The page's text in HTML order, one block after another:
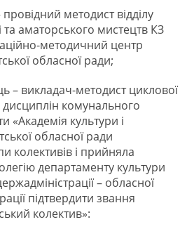
методист відділу
та аматорського мистецтв КЗ
методичний центр
обласної ради;
– викладач-методист циклової
дисциплін комунального
«Академія культури і
обласної ради
колективів і прийняла
департаменту культури
– обласної
підтвердити звання
колектив»: